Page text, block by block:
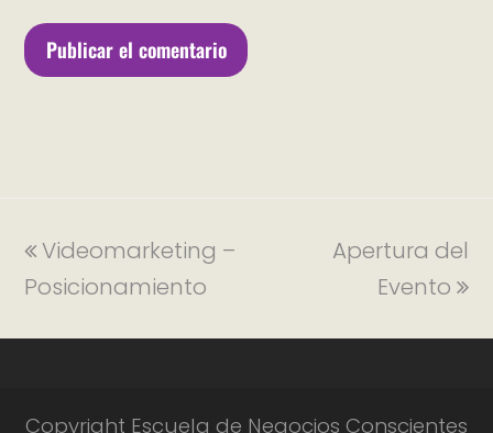
Videomarketing –
Posicionamiento
Apertura del
Evento
Copyright Escuela de Negocios Conscientes